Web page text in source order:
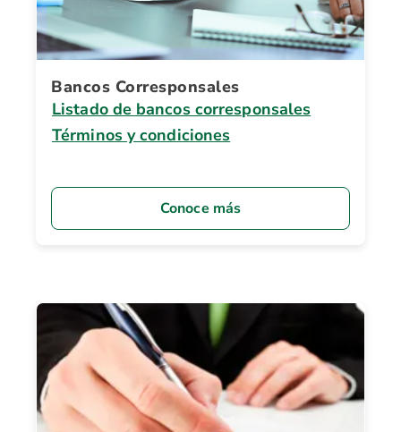
Bancos Corresponsales
Listado de bancos corresponsales
Términos y condiciones
Conoce más